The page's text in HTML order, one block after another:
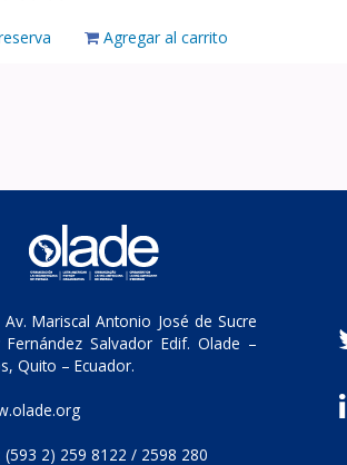
Agregar al carrito
Av. Mariscal Antonio José de Sucre
Salvador Edif. Olade –
Quito – Ecuador.
(593 2) 259 8122 / 2598 280